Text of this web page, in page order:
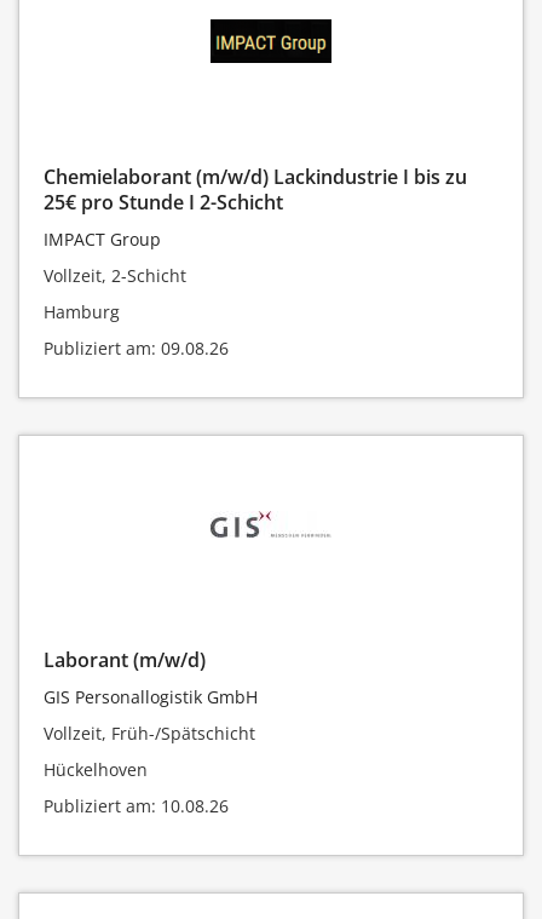
Chemielaborant (m/w/d) Lackindustrie I bis zu
25€ pro Stunde I 2-Schicht
IMPACT Group
Vollzeit, 2-Schicht
Hamburg
Publiziert am: 09.08.26
Laborant (m/w/d)
GIS Personallogistik GmbH
Vollzeit, Früh-/Spätschicht
Hückelhoven
Publiziert am: 10.08.26